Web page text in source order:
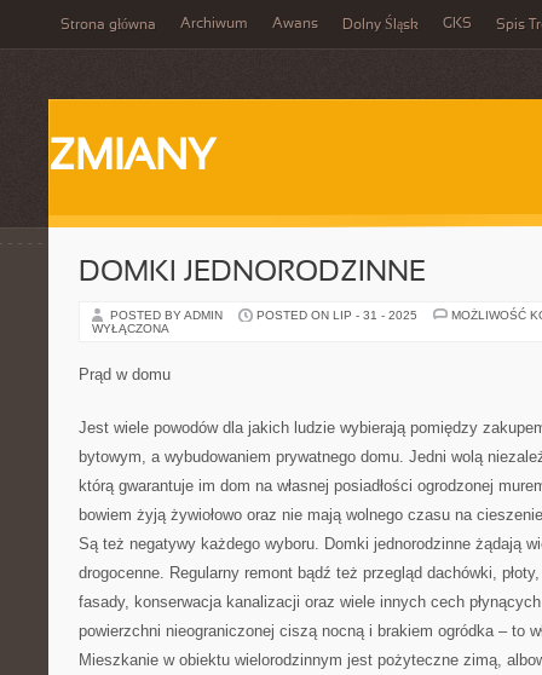
Strona główna Archiwum Awans Dolny Śląsk GKS Spis
ZMIANY
DOMKI JEDNORODZINNE
POSTED BY ADMIN POSTED ON LIP - 31 - 2025
MOŻLIWOŚĆ
WYŁĄCZONA
Prąd w domu
Jest wiele powodów dla jakich ludzie wybierają pomiędzy
bytowym, a wybudowaniem prywatnego domu. Jedni wolą
którą gwarantuje im dom na własnej posiadłości ogrodzonej
bowiem żyją żywiołowo oraz nie mają wolnego czasu na
Są też negatywy każdego wyboru. Domki jednorodzinne żądają
drogocenne. Regularny remont bądź też przegląd dachówki,
fasady, konserwacja kanalizacji oraz wiele innych cech
powierzchni nieograniczonej ciszą nocną i brakiem ogródka – to
Mieszkanie w obiektu wielorodzinnym jest pożyteczne zimą,